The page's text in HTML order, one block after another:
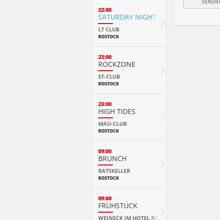
22:00
SATURDAY NIGHT FEVER
LT CLUB
ROSTOCK
23:00
ROCKZONE
ST-CLUB
ROSTOCK
23:00
HIGH TIDES
MAU-CLUB
ROSTOCK
09:00
BRUNCH
RATSKELLER
ROSTOCK
09:00
FRÜHSTÜCK
WEINECK IM HOTEL NEPTUN